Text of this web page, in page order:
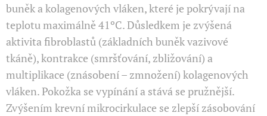
buněk a kolagenových vláken, které je pokrývají na
teplotu maximálně 41ºC. Důsledkem je zvýšená
aktivita fibroblastů (základních buněk vazivové
tkáně), kontrakce (smršťování, zbližování) a
multiplikace (znásobení – zmnožení) kolagenových
vláken. Pokožka se vypínání a stává se pružnější.
Zvýšením krevní mikrocirkulace se zlepší zásobování